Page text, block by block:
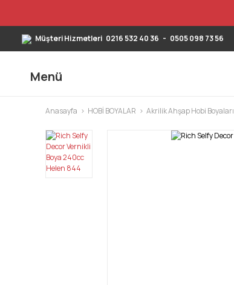
Müşteri Hizmetleri 0216 532 40 36 - 0505 098 73 56
Menü
Anasayfa HOBİ BOYALAR Akrilik Ahşap Hobi Boyaları